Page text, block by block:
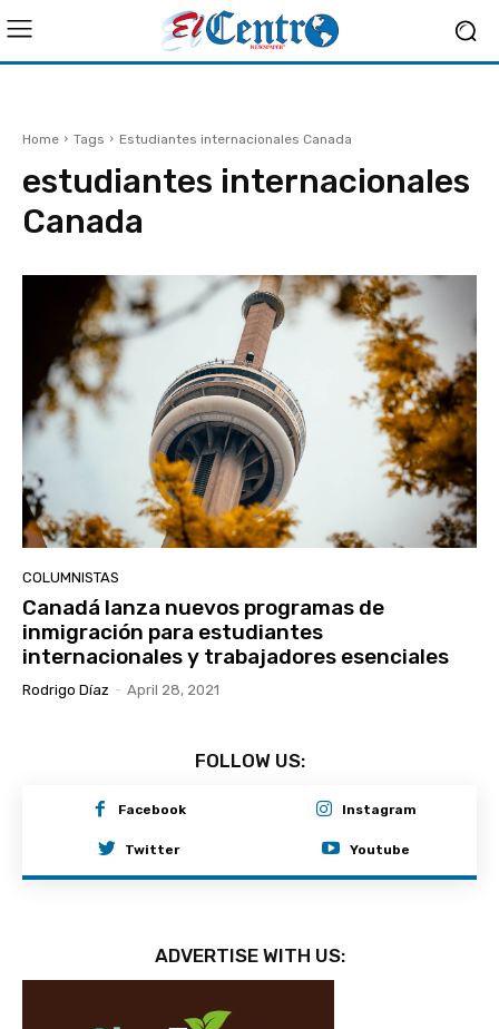
Home Tags Estudiantes internacionales Canada
estudiantes internacionales
Canada
COLUMNISTAS
Canadá lanza nuevos programas de
inmigración para estudiantes
internacionales y trabajadores esenciales
Rodrigo Díaz - April 28, 2021
FOLLOW US:
Facebook Instagram
Twitter Youtube
ADVERTISE WITH US: